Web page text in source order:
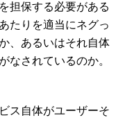
担保する必要がある
たりを適当にネグっ
、あるいはそれ自体
なされているのか。
ス自体がユーザーそ